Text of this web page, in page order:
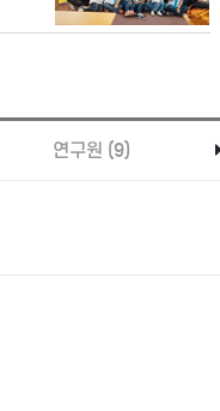
연구원 (9)